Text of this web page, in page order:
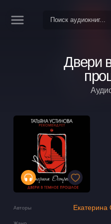
Двери
Авторы Екатерина